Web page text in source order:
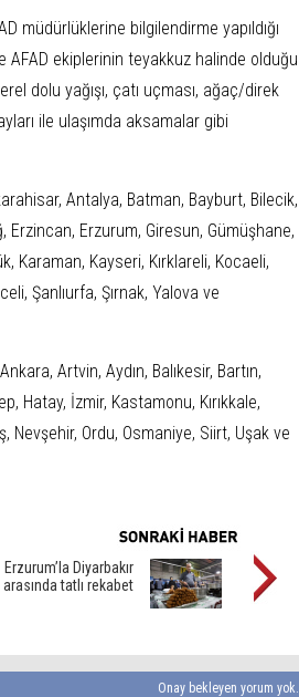
müdürlüklerine bilgilendirme yapıldığı
AFAD ekiplerinin teyakkuz halinde olduğu
dolu yağışı, çatı uçması, ağaç/direk
ile ulaşımda aksamalar gibi
Antalya, Batman, Bayburt, Bilecik,
Erzincan, Erzurum, Giresun, Gümüşhane,
Karaman, Kayseri, Kırklareli, Kocaeli,
Şanlıurfa, Şırnak, Yalova ve
Artvin, Aydın, Balıkesir, Bartın,
Hatay, İzmir, Kastamonu, Kırıkkale,
Nevşehir, Ordu, Osmaniye, Siirt, Uşak ve
Erzurum’la Diyarbakır
arasında tatlı rekabet
Onay bekleyen yorum yok.